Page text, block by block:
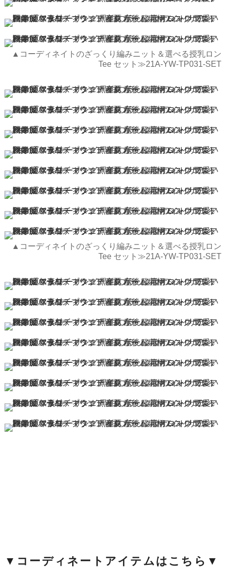
▲コーディネイトのざっくり編みニット＆選べる授乳ロン
Tee セット≫21A-YW-TP031-SET
▲コーディネイトのざっくり編みニット＆選べる授乳ロン
Tee セット≫21A-YW-TP031-SET
▼コーディネートアイテムはこちら▼